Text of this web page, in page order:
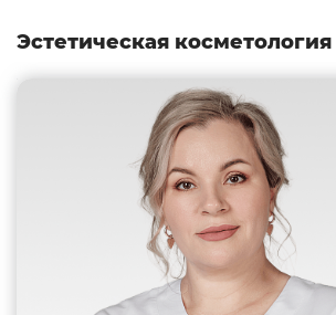
Эстетическая косметология